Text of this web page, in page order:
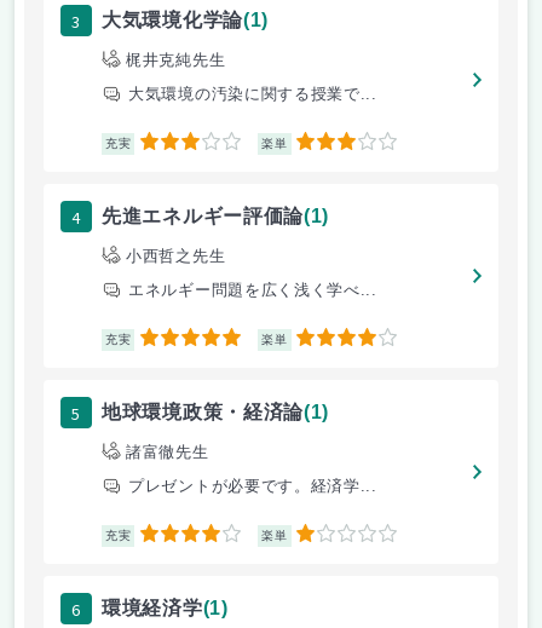
3 大気環境化学論(1)
梶井克純先生
大気環境の汚染に関する授業で...
充実 3 楽単 3
4 先進エネルギー評価論(1)
小西哲之先生
エネルギー問題を広く浅く学べ...
充実 5 楽単 4
5 地球環境政策・経済論(1)
諸富徹先生
プレゼントが必要です。経済学...
充実 4 楽単 1
6 環境経済学(1)